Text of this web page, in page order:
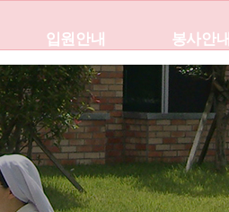
입원안내 봉사안내